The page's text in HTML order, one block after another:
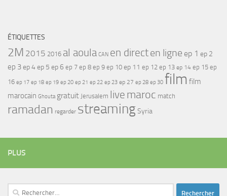
ÉTIQUETTES
2M 2015 2016 al aoula CAN en directen ligne ep 1 ep 2
ep 3ep 4ep 5 ep 6 ep 7 ep 8 ep 9 ep 10 ep 11 ep 12 ep 13 ep 14 ep 15 ep
16 ep 17 ep 18 ep 19 ep 20 ep 21 ep 22 ep 23 ep 27 ep 28 ep 30 film film
marocain Ghouta gratuit Jerusalem live maroc match
ramadan regarder streamingSyria
PLUS
Rechercher :